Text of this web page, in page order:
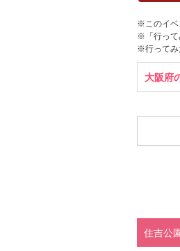
※このイベ
※「行って
※行ってみ
大阪府
住吉公